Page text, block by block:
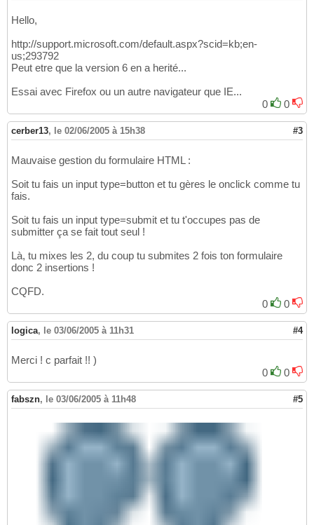
37
39
40
41
43
45
46
47
		}
		catch (Throwable e)
		{
		response.sendRedirect("listeactivitesFrame.jsp");
	}
}
Hello,
http://support.microsoft.com/default.aspx?scid=kb;en-
us;293792
Peut etre que la version 6 en a herité...
Essai avec Firefox ou un autre navigateur que IE...
0
0
cerber13, le 02/06/2005 à 15h38 #3
Mauvaise gestion du formulaire HTML :
Soit tu fais un input type=button et tu gères le onclick comme tu
fais.
Soit tu fais un input type=submit et tu t'occupes pas de
submitter ça se fait tout seul !
Là, tu mixes les 2, du coup tu submites 2 fois ton formulaire
donc 2 insertions !
CQFD.
0
0
logica, le 03/06/2005 à 11h31 #4
Merci ! c parfait !! )
0
0
fabszn, le 03/06/2005 à 11h48 #5